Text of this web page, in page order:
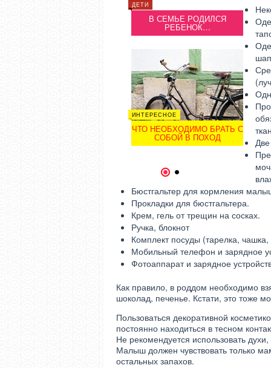
ДЕТИ
В СЕМЬЕ РОДИЛСЯ
РЕБЕНОК…
ИНТЕРЕСНОЕ
ЧТО НЕОБХОДИМО БРАТЬ С
СОБОЙ В ПОХОД
СЕМЬЯ
Бюстгальтер для кормления
Прокладки для бюстгальтера.
Крем, гель от трещин на сосках.
Ручка, блокнот
Комплект посуды (тарелка,
Мобильный телефон и зарядное
Фотоаппарат и зарядное
Как правило, в роддом необходимо
шоколад, печенье. Кстати, это тоже
Пользоваться декоративной
постоянно находиться в тесном
Не рекомендуется использовать
Малыш должен чувствовать только
остальных запахов.